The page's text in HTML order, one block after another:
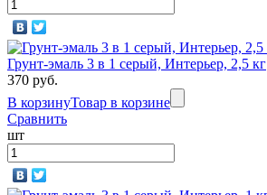
Грунт-эмаль 3 в 1 серый, Интерьер, 2,5 кг
370 руб.
В корзинуТовар в корзине
Сравнить
шт